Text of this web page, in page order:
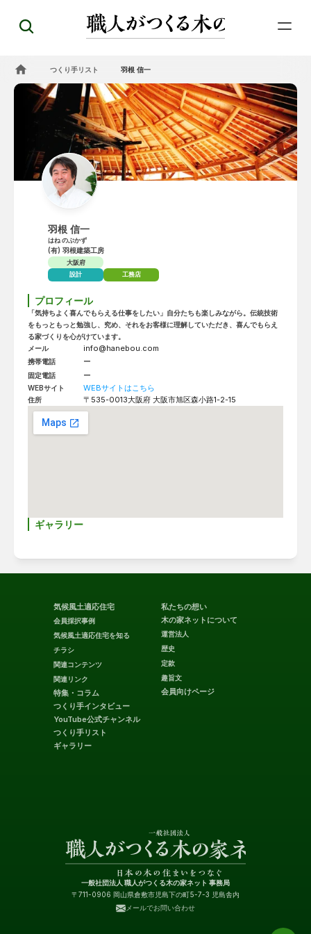
つくり手リスト 羽根 信一
羽根 信一
はね のぶかず
(有) 羽根建築工房
大阪府
設計
工務店
プロフィール
「気持ちよく喜んでもらえる仕事をしたい」自分たちも楽しみながら。伝統技術
をもっともっと勉強し、究め、それをお客様に理解していただき、喜んでもらえ
る家づくりを心がけています。
メール
info@hanebou.com
携帯電話 ー
固定電話 ー
WEBサイト WEBサイトはこちら
住所 〒535-0013大阪府 大阪市旭区森小路1-2-15
ギャラリー
一般社団法人 職人がつくる木の家ネット 事務局
〒711-0906 岡山県倉敷市児島下の町5-7-3 児島舎内
メールでお問い合わせ
特集・コラム
つくり手インタビュー
YouTube公式チャンネル
つくり手リスト
ギャラリー
気候風土適応住宅
会員採択事例
気候風土適応住宅を知る
チラシ
関連コンテンツ
関連リンク
私たちの想い
木の家ネットについて
運営法人
歴史
定款
趣旨文
会員向けページ